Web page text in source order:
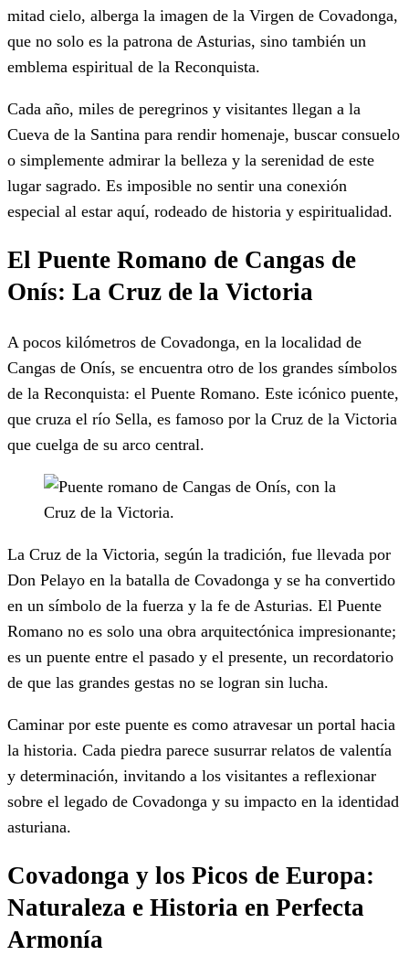
mitad cielo, alberga la imagen de la Virgen de Covadonga,
que no solo es la patrona de Asturias, sino también un
emblema espiritual de la Reconquista.
Cada año, miles de peregrinos y visitantes llegan a la
Cueva de la Santina para rendir homenaje, buscar consuelo
o simplemente admirar la belleza y la serenidad de este
lugar sagrado. Es imposible no sentir una conexión
especial al estar aquí, rodeado de historia y espiritualidad.
El Puente Romano de Cangas de
Onís: La Cruz de la Victoria
A pocos kilómetros de Covadonga, en la localidad de
Cangas de Onís, se encuentra otro de los grandes símbolos
de la Reconquista: el Puente Romano. Este icónico puente,
que cruza el río Sella, es famoso por la Cruz de la Victoria
que cuelga de su arco central.
La Cruz de la Victoria, según la tradición, fue llevada por
Don Pelayo en la batalla de Covadonga y se ha convertido
en un símbolo de la fuerza y la fe de Asturias. El Puente
Romano no es solo una obra arquitectónica impresionante;
es un puente entre el pasado y el presente, un recordatorio
de que las grandes gestas no se logran sin lucha.
Caminar por este puente es como atravesar un portal hacia
la historia. Cada piedra parece susurrar relatos de valentía
y determinación, invitando a los visitantes a reflexionar
sobre el legado de Covadonga y su impacto en la identidad
asturiana.
Covadonga y los Picos de Europa:
Naturaleza e Historia en Perfecta
Armonía